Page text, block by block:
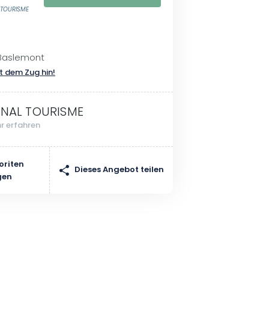
dem Zug hin!
TOURISME
erfahren
Dieses Angebot teilen